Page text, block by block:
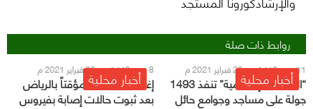
روابط ذات صلة
أخبار محلية11 رجب 1442 هـ - 23 فبراير 2021 م
“الشؤون الإسلامية” تنفذ 1493
جولة على مساجد وجوامع حائل
أخبار محلية 8 رجب 1442 هـ - 20 فبراير 2021 م
إغلاق 7 مساجد مؤقتاً بالرياض
بعد ثبوت حالات إصابة بفيروس